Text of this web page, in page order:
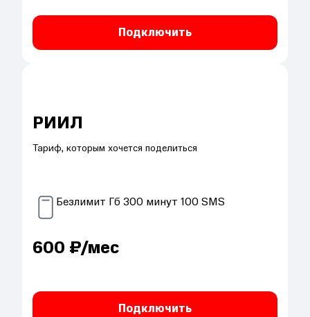
Подключить
РИИЛ
Тариф, которым хочется поделиться
Безлимит Гб 300 минут 100SMS
600 ₽/мес
Подключить